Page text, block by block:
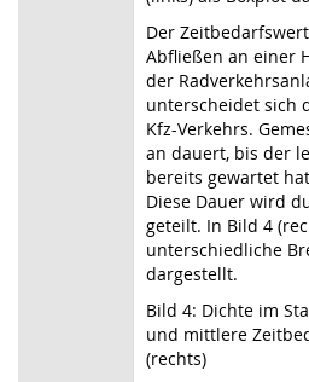
Der
Abfließen an einer
der
unterscheidet sich
Kfz-Verkehrs.
an dauert, bis der
bereits gewartet
Diese Dauer wird
geteilt. In Bild 4
unterschiedliche
dargestellt.
Bild 4: Dichte im
und mittlere
(rechts)